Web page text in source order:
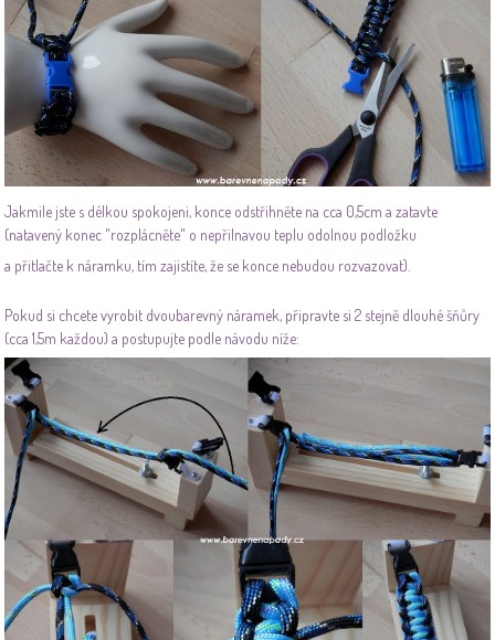
Jakmile jste s délkou spokojeni, konce odstřihněte na cca 0,5cm a zatavte
(natavený konec "rozplácněte" o nepřilnavou teplu odolnou podložku
a přitlačte k náramku, tím zajistíte, že se konce nebudou rozvazovat).
Pokud si chcete vyrobit dvoubarevný náramek, připravte si 2 stejně dlouhé šňůry
(cca 1,5m každou) a postupujte podle návodu níže: